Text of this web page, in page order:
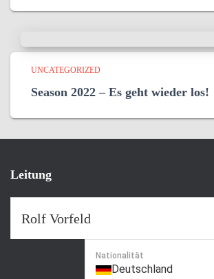
UNCATEGORIZED
Season 2022 – Es geht wieder los!
Leitung
Rolf Vorfeld
Nationalität
Deutschland